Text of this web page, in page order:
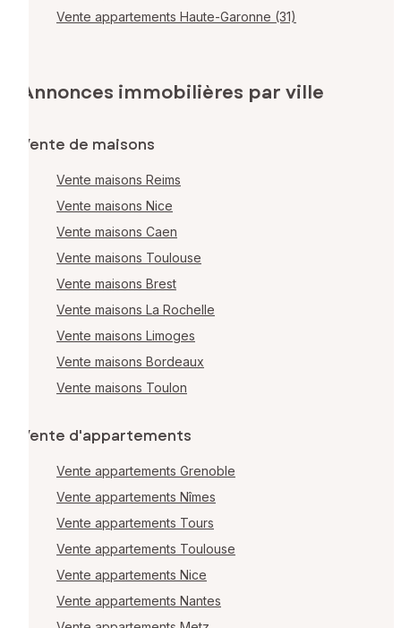
Vente appartements Haute-Garonne (31)
Annonces immobilières par ville
Vente de maisons
Vente maisons Reims
Vente maisons Nice
Vente maisons Caen
Vente maisons Toulouse
Vente maisons Brest
Vente maisons La Rochelle
Vente maisons Limoges
Vente maisons Bordeaux
Vente maisons Toulon
Vente d'appartements
Vente appartements Grenoble
Vente appartements Nîmes
Vente appartements Tours
Vente appartements Toulouse
Vente appartements Nice
Vente appartements Nantes